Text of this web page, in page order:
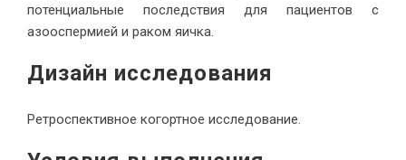
потенциальные последствия для пациентов с
азооспермией и раком яичка.
Дизайн исследования
Ретроспективное когортное исследование.